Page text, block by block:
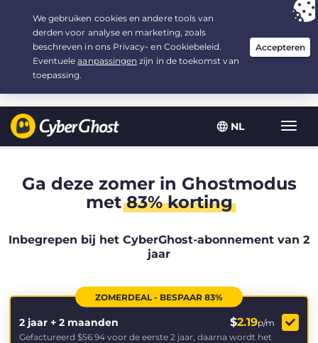
NL
Uw keuze:de beste aanbiedingvoor 2.1666666666667 jaar, voor $
2.19/maand
Ga deze zomer in Ghostmodus
met83% korting
Inbegrepen bij het CyberGhost-abonnement van 2
jaar
ZOMERDEAL - BESPAAR 83%
2 jaar + 2 maanden $2.19p/m
Gefactureerd $56.94 voor de eerste 2 jaar, daarna wordt het